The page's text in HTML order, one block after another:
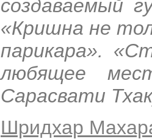
создаваемый
«Кришна не
парикара».
любящее
Сарасвати
Шридхар